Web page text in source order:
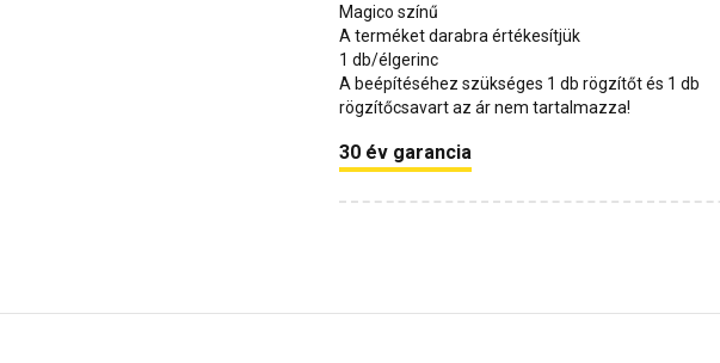
Magico színű
A terméket darabra értékesítjük
1 db/élgerinc
A beépítéséhez szükséges 1 db rögzítőt és 1 db
rögzítőcsavart az ár nem tartalmazza!
30 év garancia